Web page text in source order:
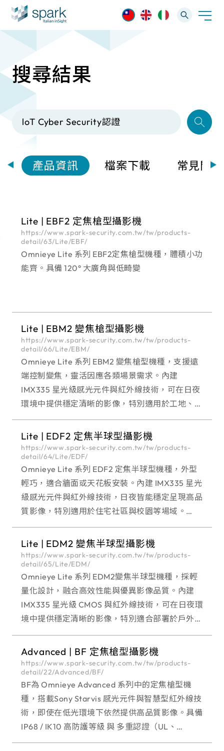
解決方案
AI 影像管理軟體
AI 一站式解決方案
輕量化監控(16-32路)
IP網路攝影機
Spark攝影機
最新消息
搜尋結果
產品資訊 檔案下載 常見問題
Lite | EBF2 定焦槍型攝影機
https://www.spark-security.com.tw/tw/products-
detail/63/Lite/EBF/
Omnieye Lite 系列 EBF2定焦槍型機種，體積小功
能齊。具備 120° 大廣角與低畸變
Lite | EBM2 變焦槍型攝影機
https://www.spark-security.com.tw/tw/products-
detail/66/Lite/EBM/
Omnieye Lite 系列 EBM2 變焦槍型機種，支援遠
端控制變焦，靈活因應各類場景需求。內建
IMX335 星光級感光元件與紅外線技術，可在日夜
環境中提供穩定清晰的影像，特別適用於工地、街
道或大型戶外空間的長期監控。 Omnieye Lite 全
系列台灣製造具備 IP67 /
Lite | EDF2 定焦半球型攝影機
https://www.spark-security.com.tw/tw/products-
detail/64/Lite/EDF/
Omnieye Lite 系列 EDF2 定焦半球型機種，外型
輕巧，適合牆面或天花板安裝。內建 IMX335 星光
級感光元件與紅外線技術，日夜皆能穩定呈現高品
質影像，特別適用於住宅社區與校園等場域。
Omnieye Lite 全系列台灣製造，具備 IP67 / IK10
高防護等級與
Lite | EDM2 變焦半球型攝影機
https://www.spark-security.com.tw/tw/products-
detail/65/Lite/EDM/
Omnieye Lite 系列 EDM2變焦半球型機種，採輕
量化設計，融合高效性能與優異影像品質。內建
IMX335 星光級 CMOS 與紅外線技術，可在日夜環
境中提供穩定清晰的影像，特別適合部署於戶外場
域並長時間穩定運作。 Omnieye Lite 全系列台灣
製造，具備 IP67
Advanced | BF 定焦槍型攝影機
https://www.spark-security.com.tw/tw/products-
detail/22/Advanced/BF/
BF為 Omnieye Advanced 系列中的定焦槍型機
種，搭載Sony Starvis 感光元件與智慧型紅外線技
術，即使在低光環境下依然提供高品質影像。具備
IP68 / IK10 高防護等級 與 多重認證（UL、
NDAA、資安認證），適用於對影像穩定與資安高